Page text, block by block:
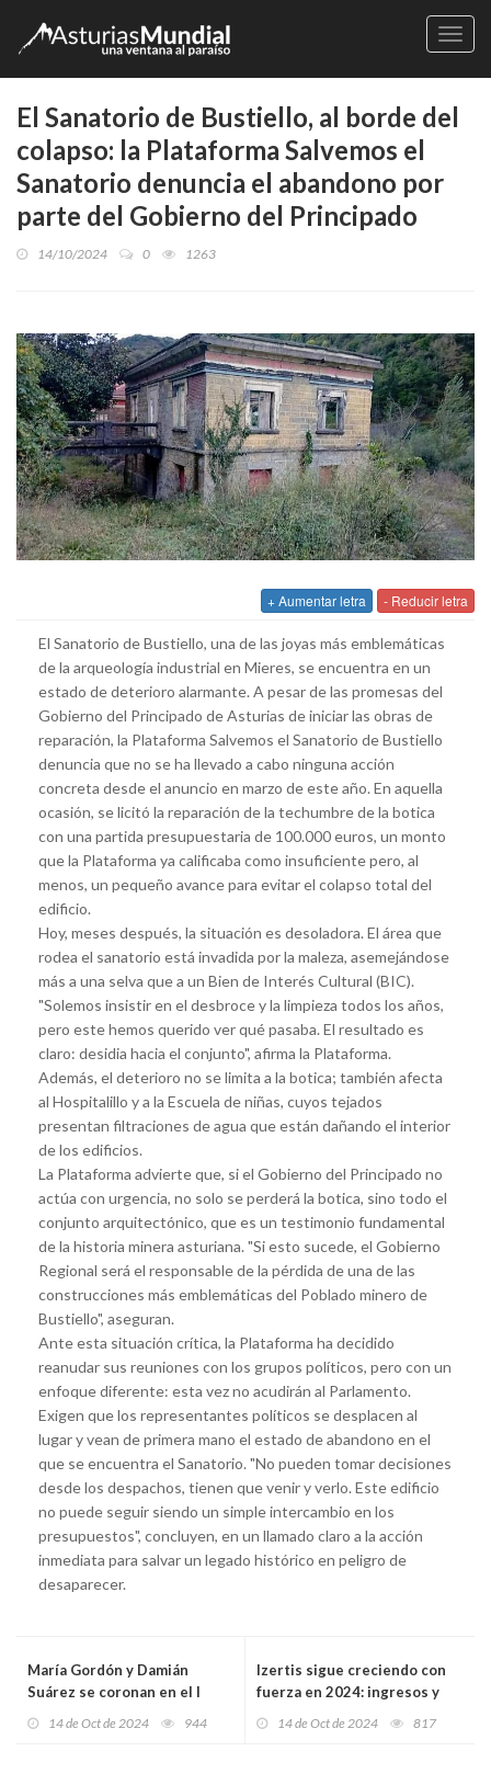
El Sanatorio de Bustiello, al borde del
colapso: la Plataforma Salvemos el
Sanatorio denuncia el abandono por
parte del Gobierno del Principado
14/10/2024 0 1263
+ Aumentar letra - Reducir letra
El Sanatorio de Bustiello, una de las joyas más emblemáticas
de la arqueología industrial en Mieres, se encuentra en un
estado de deterioro alarmante. A pesar de las promesas del
Gobierno del Principado de Asturias de iniciar las obras de
reparación, la Plataforma Salvemos el Sanatorio de Bustiello
denuncia que no se ha llevado a cabo ninguna acción
concreta desde el anuncio en marzo de este año. En aquella
ocasión, se licitó la reparación de la techumbre de la botica
con una partida presupuestaria de 100.000 euros, un monto
que la Plataforma ya calificaba como insuficiente pero, al
menos, un pequeño avance para evitar el colapso total del
edificio.
Hoy, meses después, la situación es desoladora. El área que
rodea el sanatorio está invadida por la maleza, asemejándose
más a una selva que a un Bien de Interés Cultural (BIC).
"Solemos insistir en el desbroce y la limpieza todos los años,
pero este hemos querido ver qué pasaba. El resultado es
claro: desidia hacia el conjunto", afirma la Plataforma.
Además, el deterioro no se limita a la botica; también afecta
al Hospitalillo y a la Escuela de niñas, cuyos tejados
presentan filtraciones de agua que están dañando el interior
de los edificios.
La Plataforma advierte que, si el Gobierno del Principado no
actúa con urgencia, no solo se perderá la botica, sino todo el
conjunto arquitectónico, que es un testimonio fundamental
de la historia minera asturiana. "Si esto sucede, el Gobierno
Regional será el responsable de la pérdida de una de las
construcciones más emblemáticas del Poblado minero de
Bustiello", aseguran.
Ante esta situación crítica, la Plataforma ha decidido
reanudar sus reuniones con los grupos políticos, pero con un
enfoque diferente: esta vez no acudirán al Parlamento.
Exigen que los representantes políticos se desplacen al
lugar y vean de primera mano el estado de abandono en el
que se encuentra el Sanatorio. "No pueden tomar decisiones
desde los despachos, tienen que venir y verlo. Este edificio
no puede seguir siendo un simple intercambio en los
presupuestos", concluyen, en un llamado claro a la acción
inmediata para salvar un legado histórico en peligro de
desaparecer.
María Gordón y Damián
Suárez se coronan en el I
14 de Oct de 2024 944
Izertis sigue creciendo con
fuerza en 2024: ingresos y
14 de Oct de 2024 817